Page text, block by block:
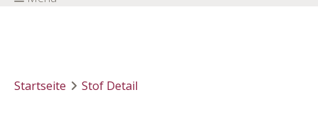
Startseite Stof Detail